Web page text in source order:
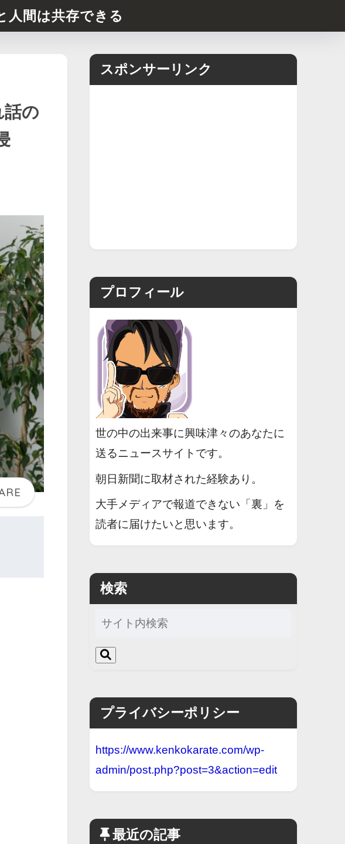
間は共存できる
話の
スポンサーリンク
プロフィール
世の中の出来事に興味津々のあなたに
送るニュースサイトです。
朝日新聞に取材された経験あり。
大手メディアで報道できない「裏」を
読者に届けたいと思います。
検索
プライバシーポリシー
https://www.kenkokarate.com/wp-
admin/post.php?post=3&action=edit
最近の記事